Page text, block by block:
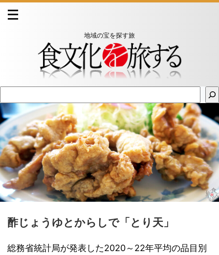
地域の宝を探す旅
酢じょうゆとからしで「とり天」
総務省統計局が発表した2020～22年平均の品目別